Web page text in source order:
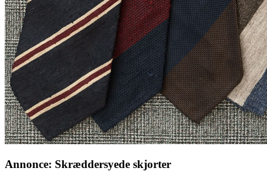
Annonce: Skræddersyede skjorter